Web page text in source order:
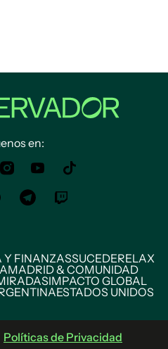
en:
Y FINANZASSUCEDERELAX
MADRID & COMUNIDAD
IMPACTO GLOBAL
ESTADOS UNIDOS
Políticas de Privacidad